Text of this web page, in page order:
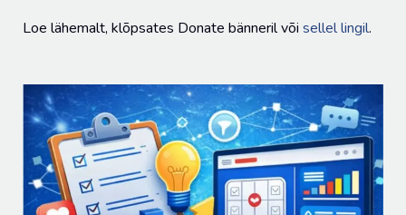
Loe lähemalt, klõpsates Donate bänneril või sellel lingil.